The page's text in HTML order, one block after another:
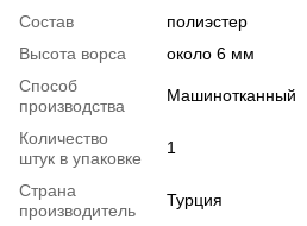
Состав
полиэстер
Высота ворса
около 6 мм
Способ
производства
Машинотканный
Количество
штук в упаковке
1
Страна
производитель
Турция